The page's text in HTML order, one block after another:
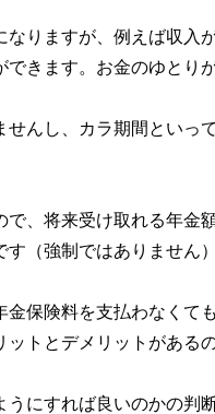
りますが、例えば収入
きます。お金のゆとり
んし、カラ期間といっ
、将来受け取れる年金
（強制ではありません）
保険料を支払わなくて
トとデメリットがあるの
にすれば良いのかの判